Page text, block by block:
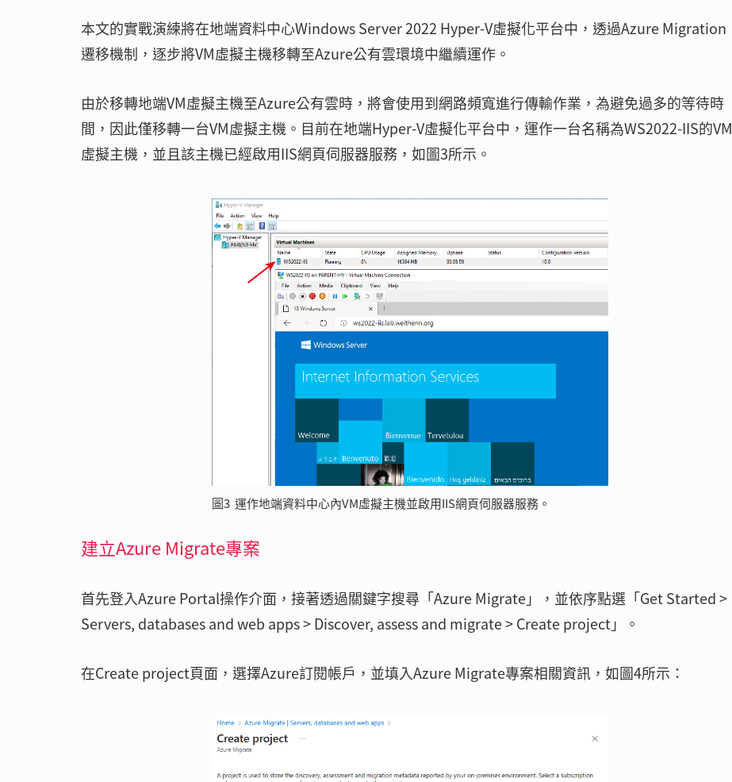
本文的實戰演練將在地端資料中心Windows Server 2022 Hyper-V虛擬化平台中，透過Azure Migration
遷移機制，逐步將VM虛擬主機移轉至Azure公有雲環境中繼續運作。
由於移轉地端VM虛擬主機至Azure公有雲時，將會使用到網路頻寬進行傳輸作業，為避免過多的等待時
間，因此僅移轉一台VM虛擬主機。目前在地端Hyper-V虛擬化平台中，運作一台名稱為WS2022-IIS的VM
虛擬主機，並且該主機已經啟用IIS網頁伺服器服務，如圖3所示。
圖3 運作地端資料中心內VM虛擬主機並啟用IIS網頁伺服器服務。
建立Azure Migrate專案
首先登入Azure Portal操作介面，接著透過關鍵字搜尋「Azure Migrate」，並依序點選「Get Started >
Servers, databases and web apps > Discover, assess and migrate > Create project」。
在Create project頁面，選擇Azure訂閱帳戶，並填入Azure Migrate專案相關資訊，如圖4所示：